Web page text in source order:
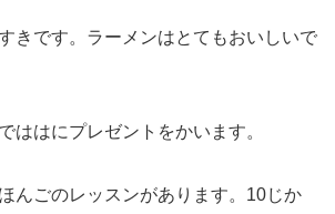
きです。ラーメンはとてもおいしいで
ははにプレゼントをかいます。
んごのレッスンがあります。10じか